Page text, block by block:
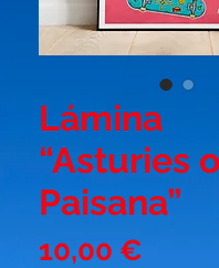
Lámina
“Asturies
Paisana”
10,00 €